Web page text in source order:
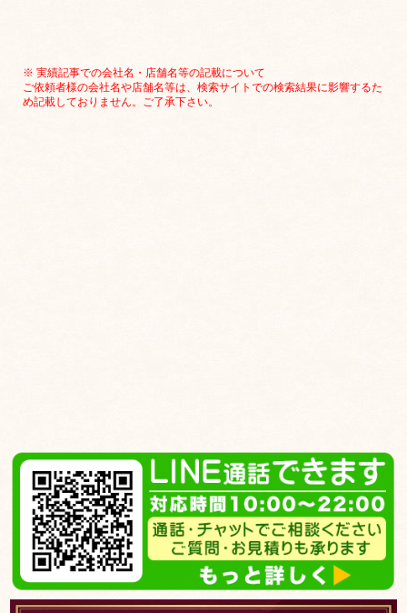
※ 実績記事での会社名・店舗名等の記載について
ご依頼者様の会社名や店舗名等は、検索サイトでの検索結果に影響するた
め記載しておりません。ご了承下さい。